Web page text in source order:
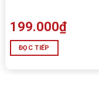
199.000₫
ĐỌC TIẾP